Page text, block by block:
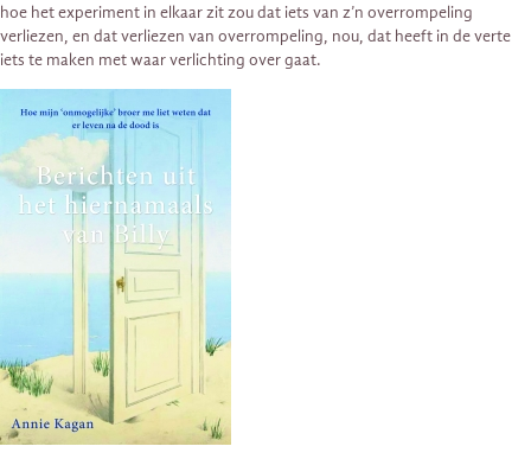
hoe het experiment in elkaar zit zou dat iets van z’n overrompeling
verliezen, en dat verliezen van overrompeling, nou, dat heeft in de verte
iets te maken met waar verlichting over gaat.